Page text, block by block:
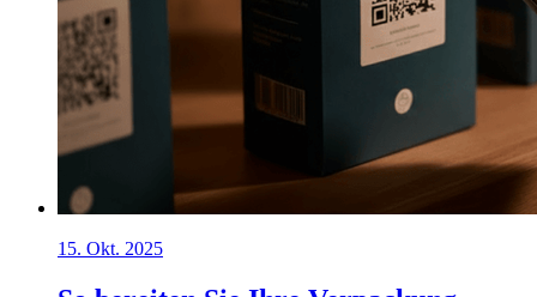
15. Okt. 2025